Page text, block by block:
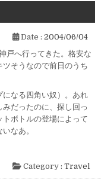
Date : 2004/06/04
戸へ行ってきた。格安な
そうなので前日のうち
なる四角い奴）。あれ
だったのに、探し回っ
ボトルの登場によって
なあ。
Category : Travel